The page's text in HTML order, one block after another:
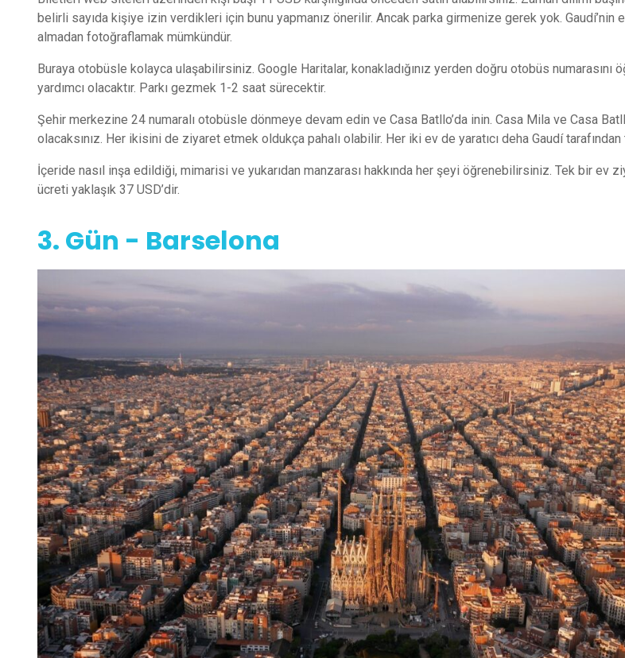
belirli sayıda kişiye izin verdikleri için bunu yapmanız önerilir. Ancak parka girmenize gerek yok. Gaudí’nin
almadan fotoğraflamak mümkündür.
Buraya otobüsle kolayca ulaşabilirsiniz. Google Haritalar, konakladığınız yerden doğru otobüs numarasını
yardımcı olacaktır. Parkı gezmek 1-2 saat sürecektir.
Şehir merkezine 24 numaralı otobüsle dönmeye devam edin ve Casa Batllo’da inin. Casa Mila ve Casa
olacaksınız. Her ikisini de ziyaret etmek oldukça pahalı olabilir. Her iki ev de yaratıcı deha Gaudí tarafından
İçeride nasıl inşa edildiği, mimarisi ve yukarıdan manzarası hakkında her şeyi öğrenebilirsiniz. Tek bir ev
ücreti yaklaşık 37 USD’dir.
3. Gün - Barselona